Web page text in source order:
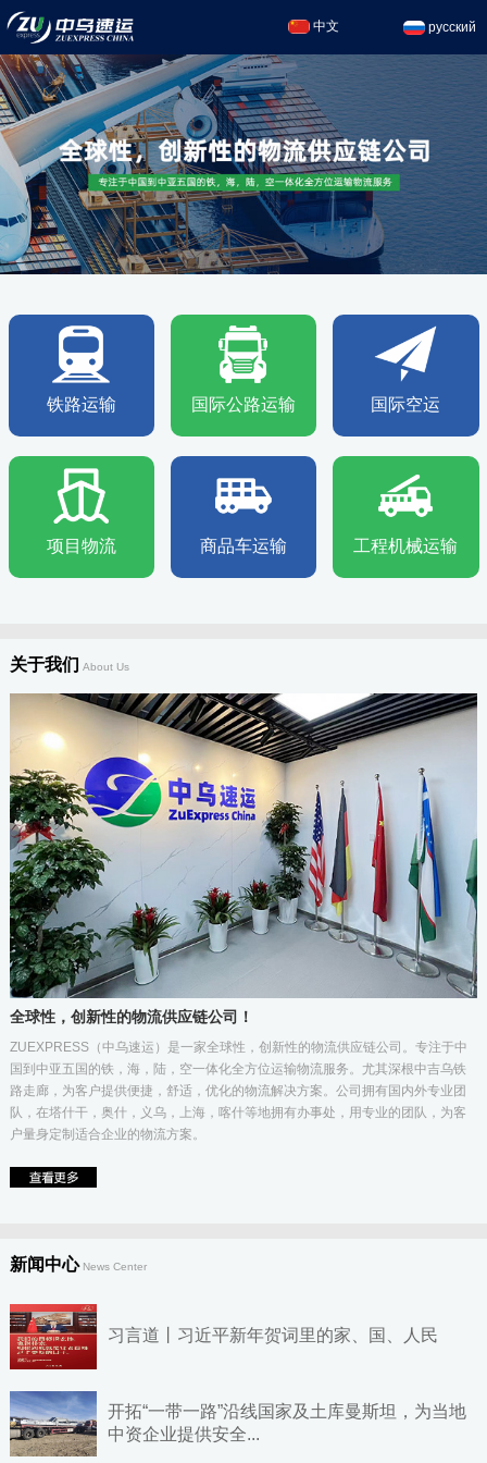
中文 русский
铁路运输 国际公路运输 国际空运
项目物流 商品车运输 工程机械运输
关于我们 About Us
全球性，创新性的物流供应链公司！
ZUEXPRESS（中乌速运）是一家全球性，创新性的物流供应链公司。专注于中
国到中亚五国的铁，海，陆，空一体化全方位运输物流服务。尤其深根中吉乌铁
路走廊，为客户提供便捷，舒适，优化的物流解决方案。公司拥有国内外专业团
队，在塔什干，奥什，义乌，上海，喀什等地拥有办事处，用专业的团队，为客
户量身定制适合企业的物流方案。
新闻中心News Center
习言道丨习近平新年贺词里的家、国、人民
开拓“一带一路”沿线国家及土库曼斯坦，为当地
中资企业提供安全...